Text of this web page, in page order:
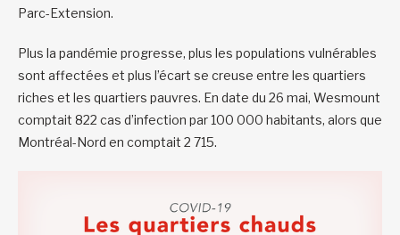
Parc-Extension.
Plus la pandémie progresse, plus les populations vulnérables
sont affectées et plus l’écart se creuse entre les quartiers
riches et les quartiers pauvres. En date du 26 mai, Wesmount
comptait 822 cas d’infection par 100 000 habitants, alors que
Montréal-Nord en comptait 2 715.